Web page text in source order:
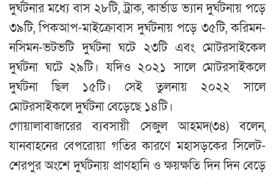
দুর্ঘটনার মধ্যে বাস ২৮টি, ট্রাক, কার্ভাড ভ্যান দুর্ঘটনায় পড়ে
৩৯টি, পিকআপ-মাইক্রোবাস দুর্ঘটনায় পড়ে ৩৫টি, করিমন-
নসিমন-ভটভটি দুর্ঘটনা ঘটে ২৩টি এবং মোটরসাইকেল
দুর্ঘটনা ঘটে ২৯টি। যদিও ২০২১ সালে মোটরসাইকলে
দুর্ঘটনা ছিল ১৫টি। সেই তুলনায় ২০২২ সালে
মোটরসাইকলে দুর্ঘটনা বেড়েছে ১৪টি।
গোয়ালাবাজারের ব্যবসায়ী সেজুল আহমদ(৩৪) বলেন,
যানবাহনের বেপরোয়া গতির কারণে মহাসড়কের সিলেট-
শেরপুর অংশে দুর্ঘটনায় প্রাণহানি ও ক্ষয়ক্ষতি দিন দিন বেড়ে